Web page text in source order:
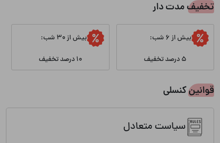
تخفیف مدت دار
بیش از 6 شب:
5 درصد تخفیف
بیش از 30 شب:
10 درصد تخفیف
قوانین کنسلی
سیاست متعادل